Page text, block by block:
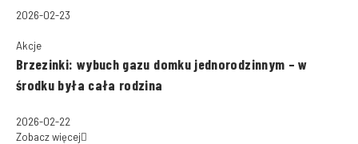
2026-02-23
Akcje
Brzezinki: wybuch gazu domku jednorodzinnym – w
środku była cała rodzina
2026-02-22
Zobacz więcej